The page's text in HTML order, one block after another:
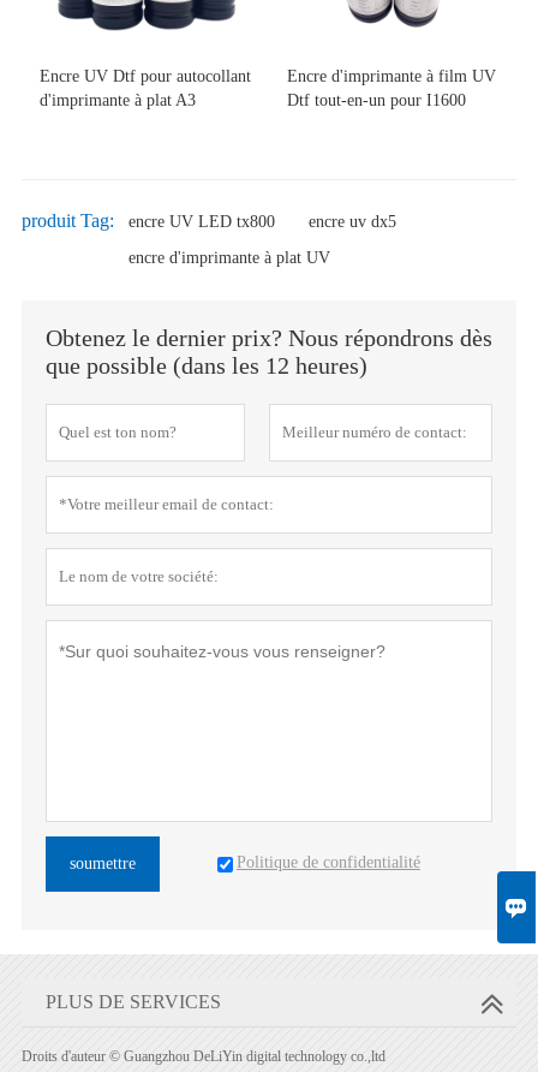

Encre UV Dtf pour autocollant
d'imprimante à plat A3
Encre d'imprimante à film UV
Dtf tout-en-un pour I1600
produit Tag: encre UV LED tx800
encre uv dx5
encre d'imprimante à plat UV
Obtenez le dernier prix? Nous répondrons dès
que possible (dans les 12 heures)
soumettre Politique de confidentialité
PLUS DE SERVICES
Droits d'auteur © Guangzhou DeLiYin digital technology co.,ltd